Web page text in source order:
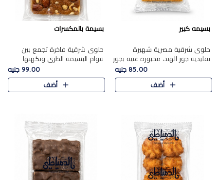
بسيمه كبير
حلوى شرقية مصرية شهيرة
تقليدية جوز الهند، مخبوزة غنية بجوز
الهند، بلمسه ذهبية وتتميز بقوامها
المرمل وطعمها اللذيذ الذي يشبه
البسبوسة. تُخبز..
85.00 جنيه
أضف
بسيمة بالمكسرات
حلوى شرقية فاخرة تجمع بين
قوام البسيمة الطري ونكهتها
الغنية، مزينة بتشكيلة مختارة من
اللوز والبندق والمكسرات الفاخرة.
مزيج متوازن من القوام ..
99.00 جنيه
أضف